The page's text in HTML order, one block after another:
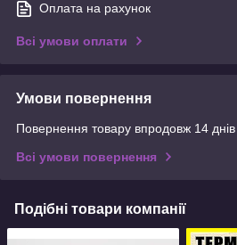
Оплата на рахунок
Всі умови оплати
Умови повернення
Повернення товару впродовж 14
Всі умови повернення
Подібні товари компанії